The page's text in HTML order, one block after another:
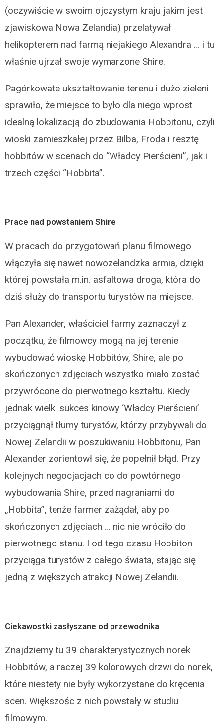
(oczywiście w swoim ojczystym kraju jakim jest
zjawiskowa Nowa Zelandia) przelatywał
helikopterem nad farmą niejakiego Alexandra … i tu
właśnie ujrzał swoje wymarzone Shire.
Pagórkowate ukształtowanie terenu i dużo zieleni
sprawiło, że miejsce to było dla niego wprost
idealną lokalizacją do zbudowania Hobbitonu, czyli
wioski zamieszkałej przez Bilba, Froda i resztę
hobbitów w scenach do “Władcy Pierścieni”, jak i
trzech części “Hobbita”.
Prace nad powstaniem Shire
W pracach do przygotowań planu filmowego
włączyła się nawet nowozelandzka armia, dzięki
której powstała m.in. asfaltowa droga, która do
dziś służy do transportu turystów na miejsce.
Pan Alexander, właściciel farmy zaznaczył z
początku, że filmowcy mogą na jej terenie
wybudować wioskę Hobbitów, Shire, ale po
skończonych zdjęciach wszystko miało zostać
przywrócone do pierwotnego kształtu. Kiedy
jednak wielki sukces kinowy ‘Władcy Pierścieni’
przyciągnął tłumy turystów, którzy przybywali do
Nowej Zelandii w poszukiwaniu Hobbitonu, Pan
Alexander zorientowł się, że popełnił błąd. Przy
kolejnych negocjacjach co do powtórnego
wybudowania Shire, przed nagraniami do
„Hobbita”, tenże farmer zażądał, aby po
skończonych zdjęciach … nic nie wróciło do
pierwotnego stanu. I od tego czasu Hobbiton
przyciąga turystów z całego świata, stając się
jedną z większych atrakcji Nowej Zelandii.
Ciekawostki zasłyszane od przewodnika
Znajdziemy tu 39 charakterystycznych norek
Hobbitów, a raczej 39 kolorowych drzwi do norek,
które niestety nie były wykorzystane do kręcenia
scen. Większośc z nich powstały w studiu
filmowym.